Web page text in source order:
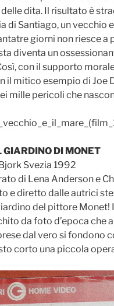
dita. Il risultato è
di Santiago, un vecchio
giorni non riesce a
diventa un
con il supporto
il mitico esempio di Joe
mille pericoli che
GIARDINO DI MONET
Svezia 1992
di Lena Anderson e
e diretto dalle autrici
del pittore Monet!
da foto d’epoca che
dal vero si fondono
corto una piccola